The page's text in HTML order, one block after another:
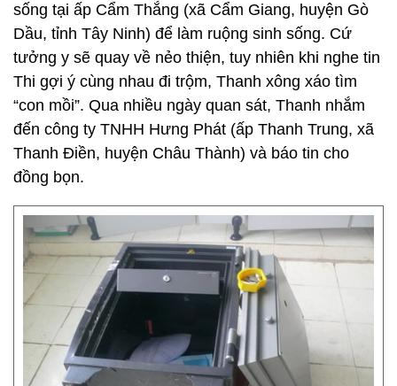
sống tại ấp Cẩm Thắng (xã Cẩm Giang, huyện Gò
Dầu, tỉnh Tây Ninh) để làm ruộng sinh sống. Cứ
tưởng y sẽ quay về nẻo thiện, tuy nhiên khi nghe tin
Thi gợi ý cùng nhau đi trộm, Thanh xông xáo tìm
“con mồi”. Qua nhiều ngày quan sát, Thanh nhắm
đến công ty TNHH Hưng Phát (ấp Thanh Trung, xã
Thanh Điền, huyện Châu Thành) và báo tin cho
đồng bọn.